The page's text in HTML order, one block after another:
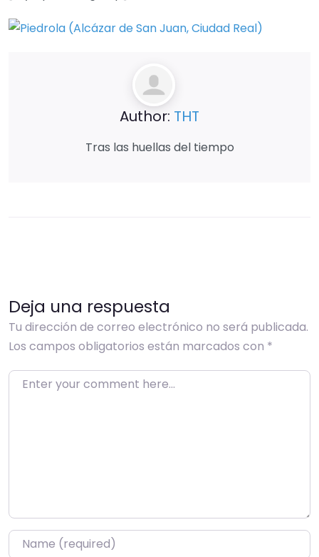
Author: THT
Tras las huellas del tiempo
Deja una respuesta
Tu dirección de correo electrónico no será publicada.
Los campos obligatorios están marcados con *
Enter your comment here…
Name*